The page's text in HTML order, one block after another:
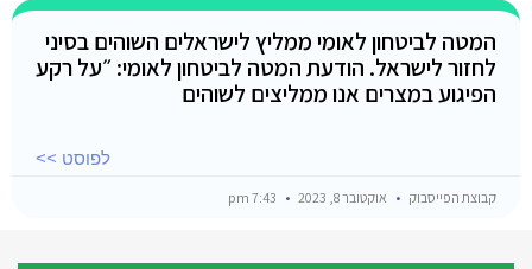
המטה לביטחון לאומי ממליץ לישראלים השוהים בסיני
לחזור לישראל. הודעת המטה לביטחון לאומי: ״על רקע
הפיגוע במצרים אנו ממליצים לשוהים
לפוסט >>
קבוצת הפייסבוק אוקטובר 8, 2023